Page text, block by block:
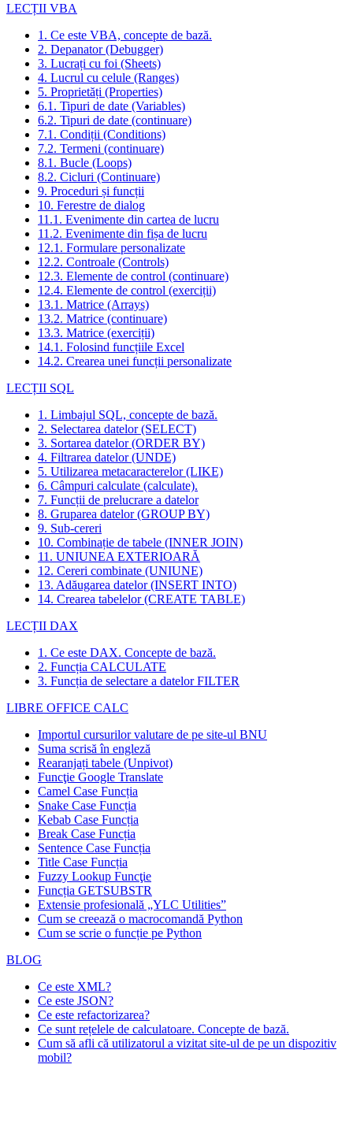
LECȚII VBA
1. Ce este VBA, concepte de bază.
2. Depanator (Debugger)
3. Lucrați cu foi (Sheets)
4. Lucrul cu celule (Ranges)
5. Proprietăți (Properties)
6.1. Tipuri de date (Variables)
6.2. Tipuri de date (continuare)
7.1. Condiții (Conditions)
7.2. Termeni (continuare)
8.1. Bucle (Loops)
8.2. Cicluri (Continuare)
9. Proceduri și funcții
10. Ferestre de dialog
11.1. Evenimente din cartea de lucru
11.2. Evenimente din fișa de lucru
12.1. Formulare personalizate
12.2. Controale (Controls)
12.3. Elemente de control (continuare)
12.4. Elemente de control (exerciții)
13.1. Matrice (Arrays)
13.2. Matrice (continuare)
13.3. Matrice (exerciții)
14.1. Folosind funcțiile Excel
14.2. Crearea unei funcții personalizate
LECȚII SQL
1. Limbajul SQL, concepte de bază.
2. Selectarea datelor (SELECT)
3. Sortarea datelor (ORDER BY)
4. Filtrarea datelor (UNDE)
5. Utilizarea metacaracterelor (LIKE)
6. Câmpuri calculate (calculate).
7. Funcții de prelucrare a datelor
8. Gruparea datelor (GROUP BY)
9. Sub-cereri
10. Combinație de tabele (INNER JOIN)
11. UNIUNEA EXTERIOARĂ
12. Cereri combinate (UNIUNE)
13. Adăugarea datelor (INSERT INTO)
14. Crearea tabelelor (CREATE TABLE)
LECȚII DAX
1. Ce este DAX. Concepte de bază.
2. Funcția CALCULATE
3. Funcția de selectare a datelor FILTER
LIBRE OFFICE CALC
Importul cursurilor valutare de pe site-ul BNU
Suma scrisă în engleză
Rearanjați tabele (Unpivot)
Funcţie Google Translate
Camel Case Funcția
Snake Case Funcția
Kebab Case Funcția
Break Case Funcția
Sentence Case Funcția
Title Case Funcția
Fuzzy Lookup Funcţie
Funcția GETSUBSTR
Extensie profesională „YLC Utilities”
Cum se creează o macrocomandă Python
Cum se scrie o funcție pe Python
BLOG
Ce este XML?
Ce este JSON?
Ce este refactorizarea?
Ce sunt rețelele de calculatoare. Concepte de bază.
Cum să afli că utilizatorul a vizitat site-ul de pe un dispozitiv
mobil?